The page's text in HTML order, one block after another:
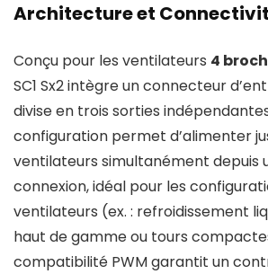
Architecture et
Conçu pour les ventilateurs 4
SC1 Sx2 intègre un connecteur
divise en trois sorties
configuration permet d’alimenter
ventilateurs simultanément depuis
connexion, idéal pour les
ventilateurs (ex. : refroidissement
haut de gamme ou tours
compatibilité PWM garantit un